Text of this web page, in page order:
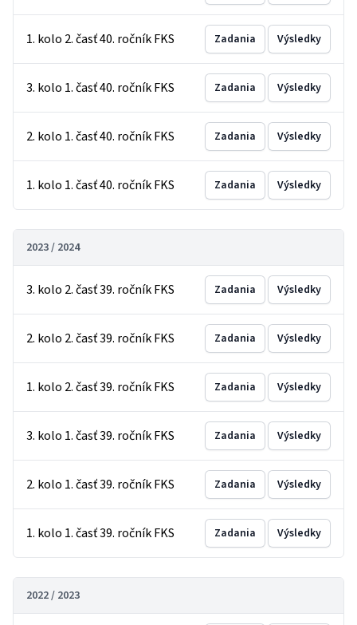
1. kolo 2. časť 40. ročník FKS Zadania Výsledky
3. kolo 1. časť 40. ročník FKS Zadania Výsledky
2. kolo 1. časť 40. ročník FKS Zadania Výsledky
1. kolo 1. časť 40. ročník FKS Zadania Výsledky
2023 / 2024
3. kolo 2. časť 39. ročník FKS Zadania Výsledky
2. kolo 2. časť 39. ročník FKS Zadania Výsledky
1. kolo 2. časť 39. ročník FKS Zadania Výsledky
3. kolo 1. časť 39. ročník FKS Zadania Výsledky
2. kolo 1. časť 39. ročník FKS Zadania Výsledky
1. kolo 1. časť 39. ročník FKS Zadania Výsledky
2022 / 2023